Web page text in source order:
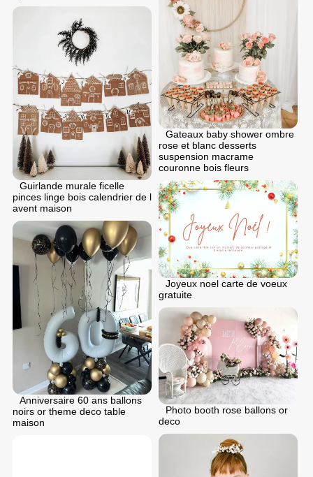
Gateaux baby shower ombre
rose et blanc desserts
suspension macrame
couronne bois fleurs
Guirlande murale ficelle
pinces linge bois calendrier de l
avent maison
Joyeux noel carte de voeux
gratuite
Anniversaire 60 ans ballons
noirs or theme deco table
maison
Photo booth rose ballons or
deco